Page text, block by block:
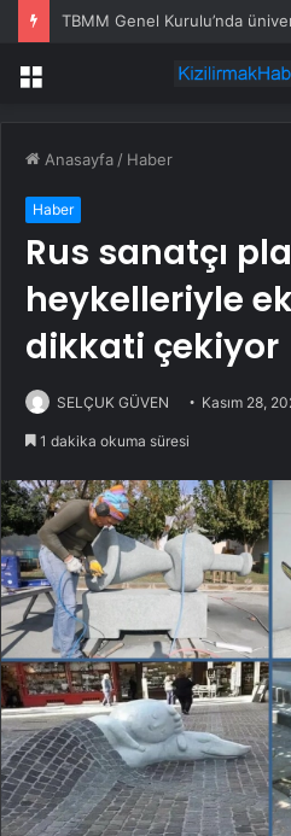
Menü
Anasayfa / Haber
Haber
Rus sanatçı
heykelleriyle
dikkati çekiyor
SELÇUK GÜVEN Kasım 28,
1 dakika okuma süresi